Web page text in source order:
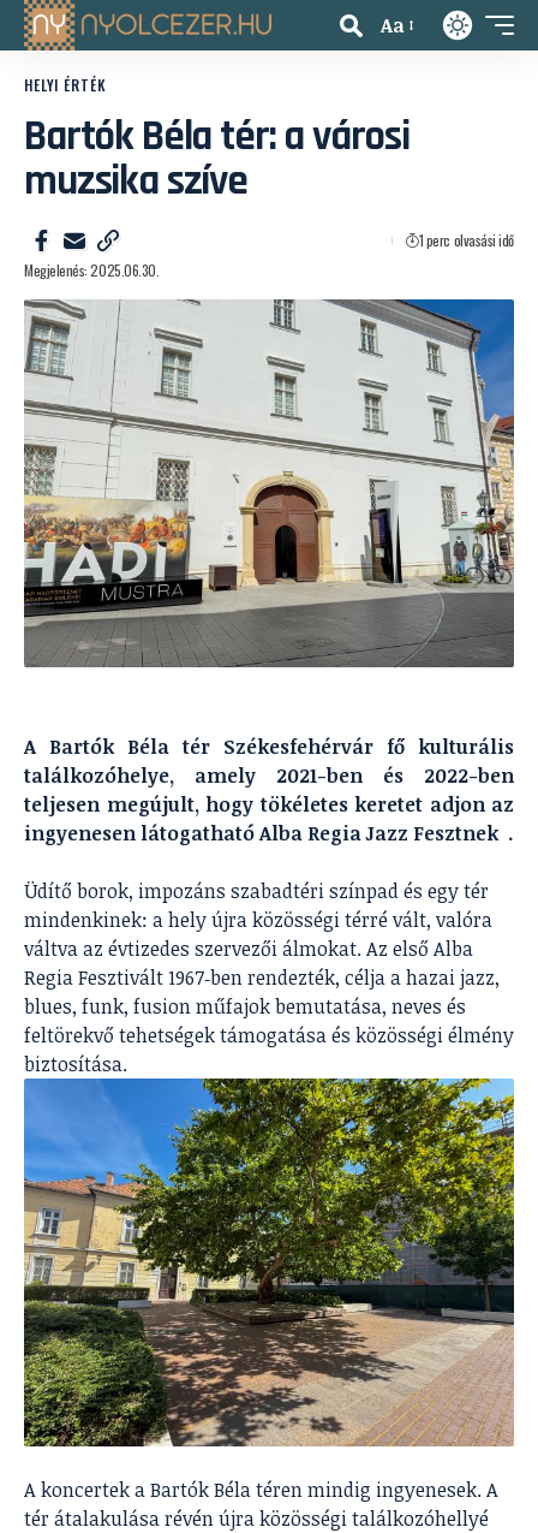
Aa
HELYI ÉRTÉK
Bartók Béla tér: a városi
muzsika szíve
Megjelenés: 2025.06.30.
1 perc olvasási idő
A Bartók Béla tér Székesfehérvár fő kulturális
találkozóhelye, amely 2021-ben és 2022-ben
teljesen megújult, hogy tökéletes keretet adjon az
ingyenesen látogatható Alba Regia Jazz Fesztnek .
Üdítő borok, impozáns szabadtéri színpad és egy tér
mindenkinek: a hely újra közösségi térré vált, valóra
váltva az évtizedes szervezői álmokat. Az első Alba
Regia Fesztivált 1967‑ben rendezték, célja a hazai jazz,
blues, funk, fusion műfajok bemutatása, neves és
feltörekvő tehetségek támogatása és közösségi élmény
biztosítása.
A koncertek a Bartók Béla téren mindig ingyenesek. A
tér átalakulása révén újra közösségi találkozóhellyé